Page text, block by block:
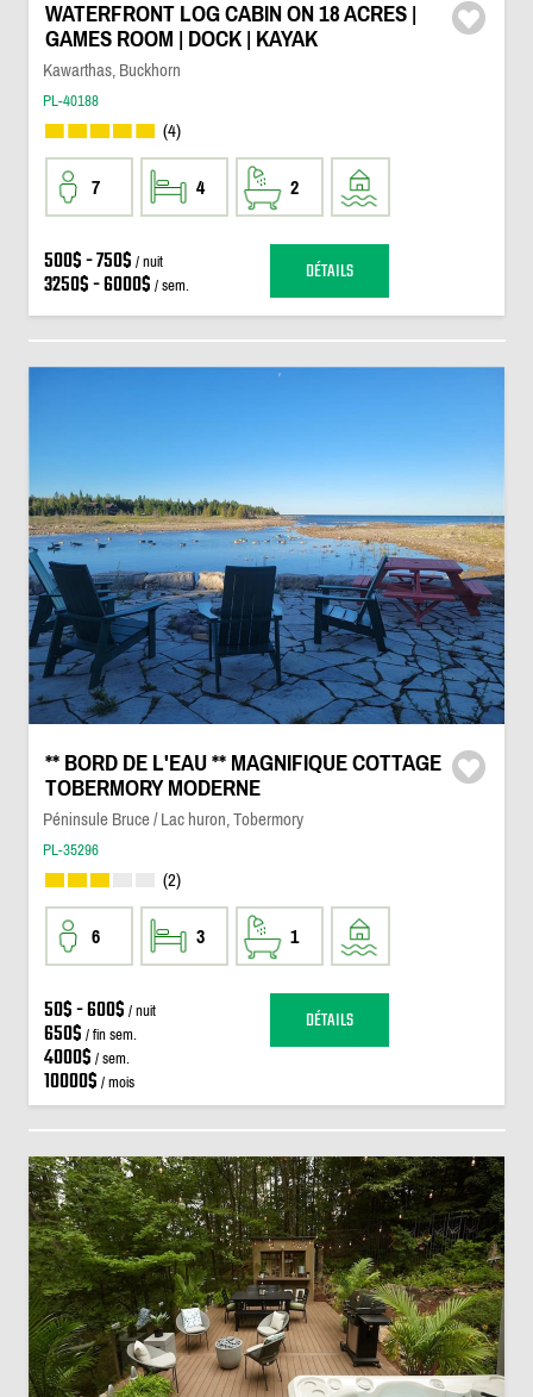
WATERFRONT LOG CABIN ON 18 ACRES |
GAMES ROOM | DOCK | KAYAK
Kawarthas, Buckhorn
PL-40188
(4)
7 4 2
500$ - 750$ / nuit
3250$ - 6000$ / sem. DÉTAILS
** BORD DE L'EAU ** MAGNIFIQUE COTTAGE
TOBERMORY MODERNE
Péninsule Bruce / Lac huron, Tobermory
PL-35296
(2)
6 3 1
50$ - 600$ / nuit
650$ / fin sem.
4000$ / sem.
10000$ / mois
DÉTAILS